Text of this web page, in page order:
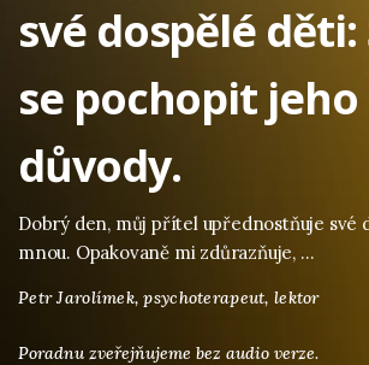
své dospělé děti:
se pochopit jeho
důvody.
Dobrý den, můj přítel upřednostňuje své
mnou. Opakovaně mi zdůrazňuje, …
Petr Jarolímek,psychoterapeut, lektor
Poradnu zveřejňujeme bez audio verze.